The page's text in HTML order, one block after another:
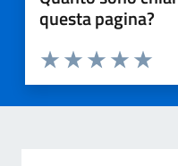
questa pagina?
Valuta
Valuta 4
Valuta 3 stelle
Valuta 2 stelle su 5
Valuta 1 stelle su 5